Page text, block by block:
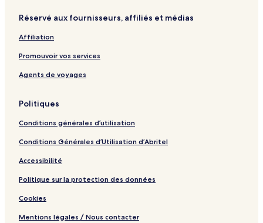
Réservé aux fournisseurs, affiliés et médias
Affiliation
Promouvoir vos services
Agents de voyages
Politiques
Conditions générales d’utilisation
Conditions Générales d’Utilisation d’Abritel
Accessibilité
Politique sur la protection des données
Cookies
Mentions légales / Nous contacter